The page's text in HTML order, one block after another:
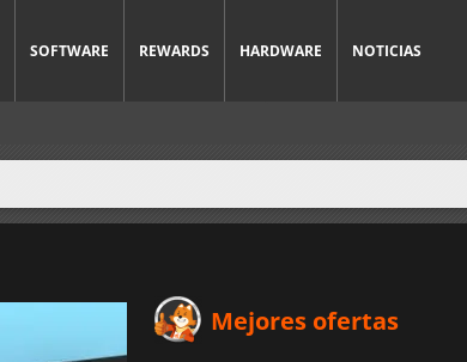
SOFTWARE REWARDS HARDWARE NOTICIAS
Mejores ofertas